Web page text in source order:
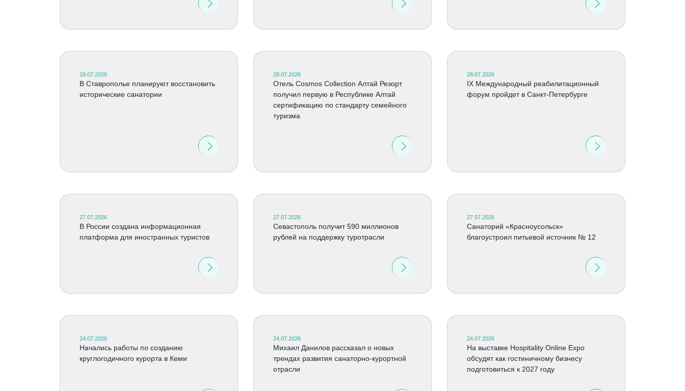
28.07.2026
В Ставрополье планируют восстановить
исторические санатории
28.07.2026
Отель Cosmos Collection Алтай Резорт
получил первую в Республике Алтай
сертификацию по стандарту семейного
туризма
28.07.2026
IX Международный реабилитационный
форум пройдет в Санкт-Петербурге
27.07.2026
В России создана информационная
платформа для иностранных туристов
27.07.2026
Севастополь получит 590 миллионов
рублей на поддержку туротрасли
27.07.2026
Санаторий «Красноусольск»
благоустроил питьевой источник № 12
24.07.2026
Начались работы по созданию
круглогодичного курорта в Кеми
24.07.2026
Михаил Данилов рассказал о новых
трендах развития санаторно-курортной
отрасли
24.07.2026
На выставке Hospitality Online Expo
обсудят как гостиничному бизнесу
подготовиться к 2027 году